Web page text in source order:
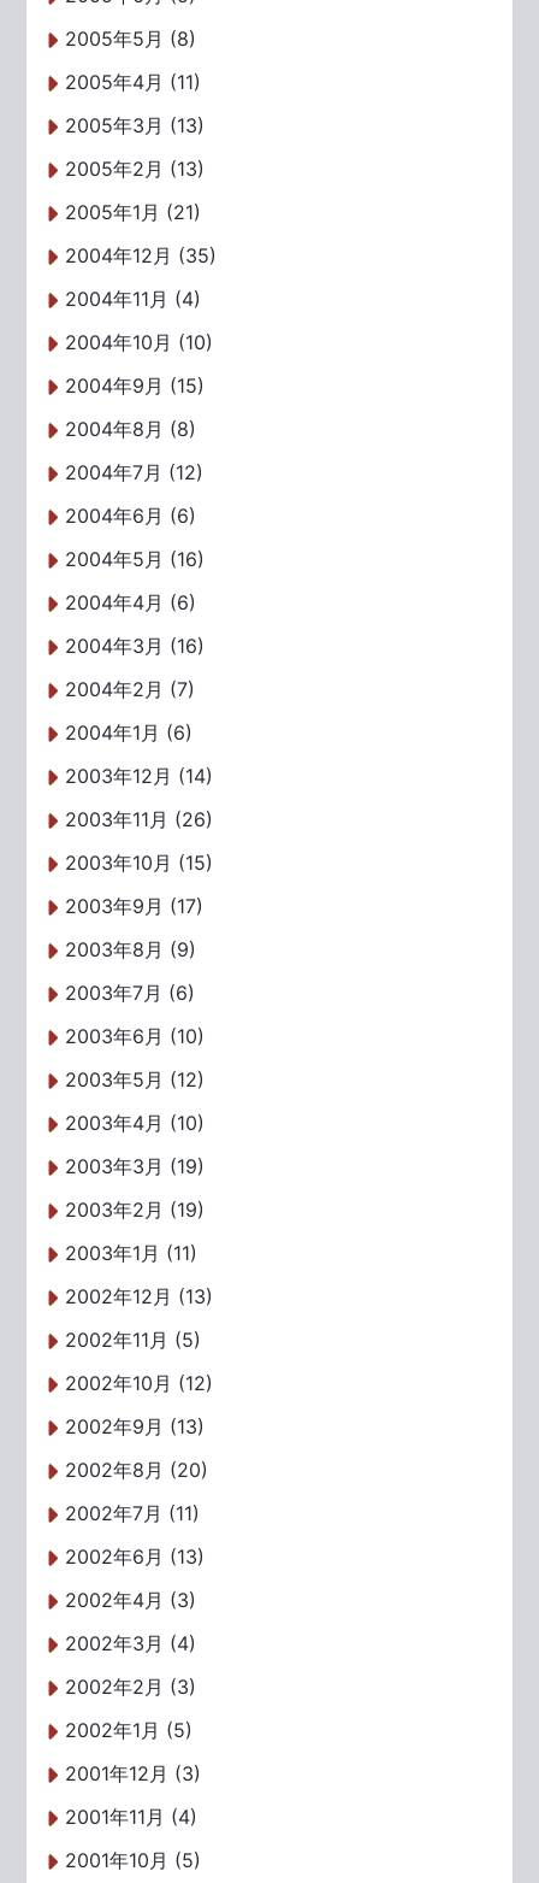
2005年5月 (8)
2005年4月 (11)
2005年3月 (13)
2005年2月 (13)
2005年1月 (21)
2004年12月 (35)
2004年11月 (4)
2004年10月 (10)
2004年9月 (15)
2004年8月 (8)
2004年7月 (12)
2004年6月 (6)
2004年5月 (16)
2004年4月 (6)
2004年3月 (16)
2004年2月 (7)
2004年1月 (6)
2003年12月 (14)
2003年11月 (26)
2003年10月 (15)
2003年9月 (17)
2003年8月 (9)
2003年7月 (6)
2003年6月 (10)
2003年5月 (12)
2003年4月 (10)
2003年3月 (19)
2003年2月 (19)
2003年1月 (11)
2002年12月 (13)
2002年11月 (5)
2002年10月 (12)
2002年9月 (13)
2002年8月 (20)
2002年7月 (11)
2002年6月 (13)
2002年4月 (3)
2002年3月 (4)
2002年2月 (3)
2002年1月 (5)
2001年12月 (3)
2001年11月 (4)
2001年10月 (5)